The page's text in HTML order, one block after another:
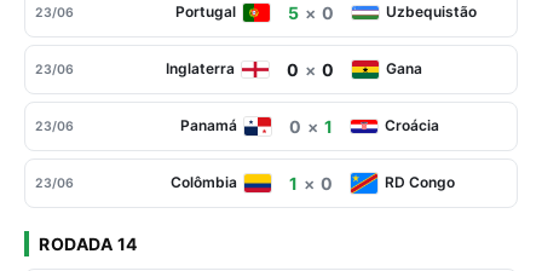
23/06 Portugal 5 × 0 Uzbequistão
23/06 Inglaterra 0 × 0 Gana
23/06 Panamá 0 × 1 Croácia
23/06 Colômbia 1 × 0 RD Congo
RODADA 14